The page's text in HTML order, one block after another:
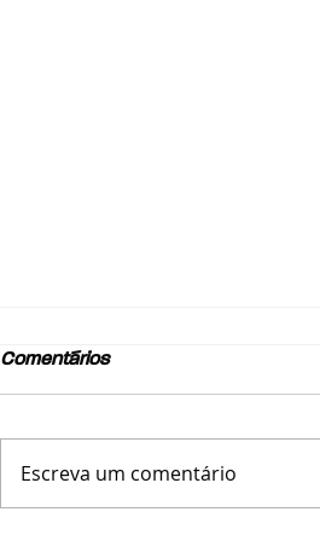
Comentários
Escreva um comentário